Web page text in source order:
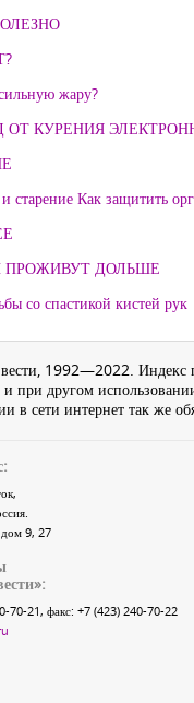
жару?
ОТ КУРЕНИЯ
старение Как защитить
ПРОЖИВУТ ДОЛЬШЕ
со спастикой кистей рук
1992—2022.
при другом
в сети интернет так же
,
.
9, 27
»:
70-21, факс: +7 (423) 240-70-22